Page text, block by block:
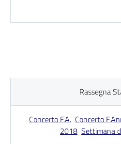
Rassegna
Concerto F.A. Concerto
2018 Settimana